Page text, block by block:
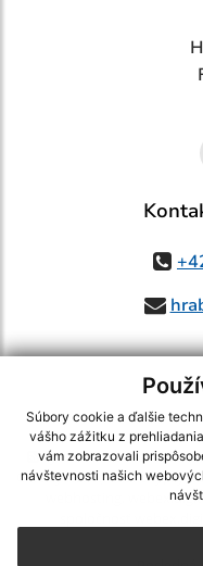
Súbory cookie a ďalšie
vášho zážitku z
vám zobrazovali
návštevnosti našich
využite možnosť
CMS systém (redakčný)